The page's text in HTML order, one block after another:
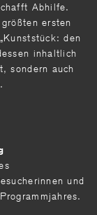
Abhilfe.
ersten
den
inhaltlich
sondern auch
und